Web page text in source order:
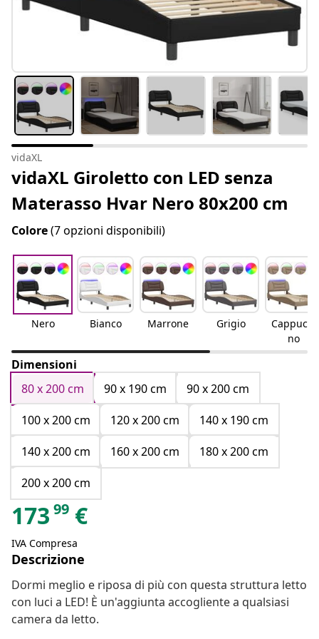
vidaXL
vidaXL Giroletto con LED senza
Materasso Hvar Nero 80x200 cm
Colore(7 opzioni disponibili)
Nero Bianco Marrone Grigio
Cappucci
no
Dimensioni
80 x 200 cm
90 x 190 cm
90 x 200 cm
100 x 200 cm
120 x 200 cm
140 x 190 cm
140 x 200 cm
160 x 200 cm
180 x 200 cm
200 x 200 cm
173 99 €
IVA Compresa
Descrizione
Dormi meglio e riposa di più con questa struttura letto
con luci a LED! È un'aggiunta accogliente a qualsiasi
camera da letto.